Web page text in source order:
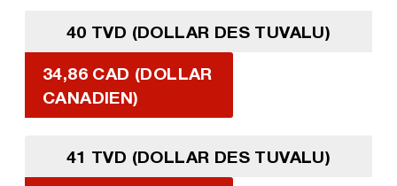
40 TVD (DOLLAR DES TUVALU)
34,86 CAD (DOLLAR
CANADIEN)
41 TVD (DOLLAR DES TUVALU)